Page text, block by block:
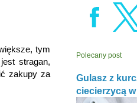
tym
stragan,
zakupy za
Polecany post
Gulasz z
ciecierzycą